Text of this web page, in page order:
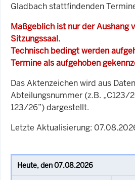
Gladbach stattfindenden
Maßgeblich ist nur der Aushang
Sitzungssaal.
Technisch bedingt werden
Termine als aufgehoben
Das Aktenzeichen wird aus
Abteilungsnummer (z.B. „C123/
123/26”) dargestellt.
Letzte Aktualisierung: